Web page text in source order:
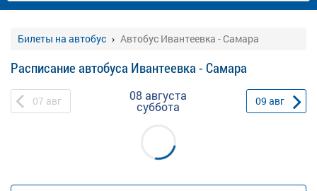
Билеты на автобус Автобус Ивантеевка - Самара
Расписание автобуса Ивантеевка - Самара
07 авг 08 августа
суббота 09 авг